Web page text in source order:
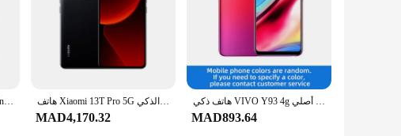
هاتف Xiaomi Redmi K80 5G Snapdragon 8 Gen 3 6.67 "2K عرض بطارية 6550 مللي أمبير في الساعة كاميرا 50 ميجابكسل 90 وات هاتف Xiaomi 13T Pro 5G الذكي CPU MediaTek Dimensity 9200+ سعة البطارية 5000mAh 50MP كاميرا هاتف مستعمل أصلي
MAD4,170.32
هاتف ذكي VIVO Y93 4g غير مقفول بشاشة 6.2 بوصة وذاكرة وصول عشوائي 8 جيجابايت وذاكرة قراءة فقط 256 جيجابايت جميع الألوان في حالة جيدة هاتف أندرويد مستعمل أصلي
MAD893.64